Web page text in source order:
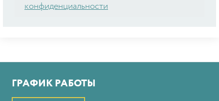
конфиденциальности
ГРАФИК РАБОТЫ